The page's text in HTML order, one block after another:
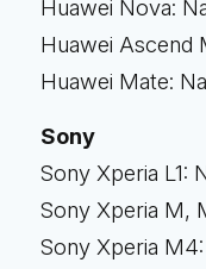
Huawei Nova:
Huawei Ascend
Huawei Mate:
Sony
Sony Xperia L1:
Sony Xperia M,
Sony Xperia